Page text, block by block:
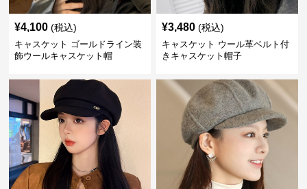
¥4,100 (税込)
キャスケット ゴールドライン装
飾ウールキャスケット帽
¥3,480 (税込)
キャスケット ウール革ベルト付
きキャスケット帽子